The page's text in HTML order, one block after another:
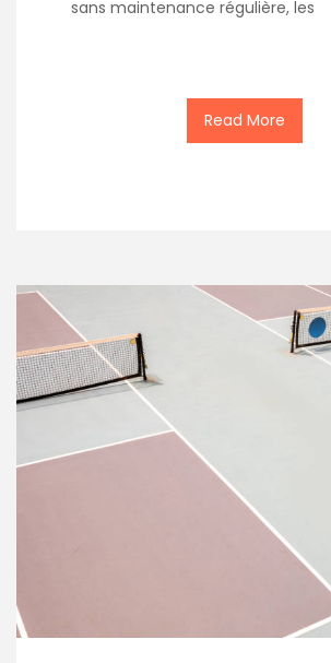
sans maintenance régulière, les
Read More